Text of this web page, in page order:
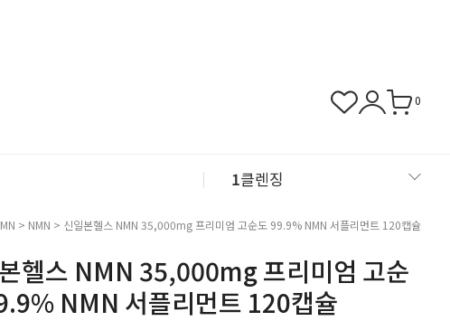
0
1클렌징
2샴푸
3근육관절
> NMN > 신일본헬스 NMN 35,000mg 프리미엄 고순도 99.9% NMN 서플리먼트 120캡슐
헬스 NMN 35,000mg 프리미엄 고순
NMN 서플리먼트 120캡슐